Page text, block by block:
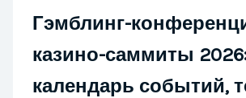
Гэмблинг-
казино-саммиты
календарь событий,